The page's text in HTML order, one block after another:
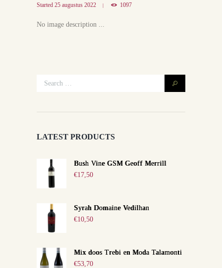
Started 25 augustus 2022 1097
No image description ...
LATEST PRODUCTS
Bush Vine GSM Geoff Merrill
€17,50
Syrah Domaine Vedilhan
€10,50
Mix doos Trebi en Moda Talamonti
€53,70